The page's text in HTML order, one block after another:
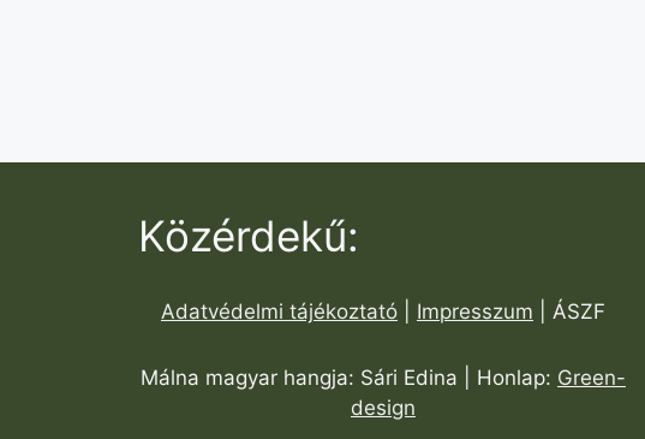
Közérdekű:
Adatvédelmi tájékoztató Impresszum | ÁSZF
Málna magyar hangja: Sári Edina | Honlap: Green-
design